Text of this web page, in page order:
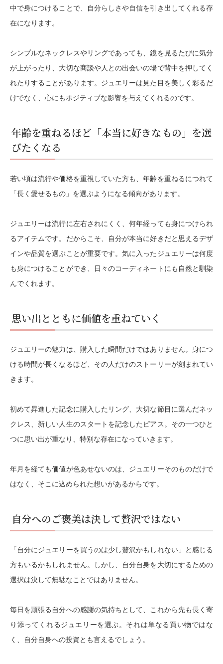
中で身につけることで、自分らしさや自信を引き出してくれる存
在になります。
シンプルなネックレスやリングであっても、鏡を見るたびに気分
が上がったり、大切な商談や人との出会いの場で背中を押してく
れたりすることがあります。ジュエリーは見た目を美しく彩るだ
けでなく、心にもポジティブな影響を与えてくれるのです。
年齢を重ねるほど「本当に好きなもの」を選
びたくなる
若い頃は流行や価格を重視していた方も、年齢を重ねるにつれて
「長く愛せるもの」を選ぶようになる傾向があります。
ジュエリーは流行に左右されにくく、何年経っても身につけられ
るアイテムです。だからこそ、自分が本当に好きだと思えるデザ
インや品質を選ぶことが重要です。気に入ったジュエリーは何度
も身につけることができ、日々のコーディネートにも自然と馴染
んでくれます。
思い出とともに価値を重ねていく
ジュエリーの魅力は、購入した瞬間だけではありません。身につ
ける時間が長くなるほど、その人だけのストーリーが刻まれてい
きます。
初めて昇進した記念に購入したリング、大切な節目に選んだネッ
クレス、新しい人生のスタートを記念したピアス。その一つひと
つに思い出が重なり、特別な存在になっていきます。
年月を経ても価値が色あせないのは、ジュエリーそのものだけで
はなく、そこに込められた想いがあるからです。
自分へのご褒美は決して贅沢ではない
「自分にジュエリーを買うのは少し贅沢かもしれない」と感じる
方もいるかもしれません。しかし、自分自身を大切にするための
選択は決して無駄なことではありません。
毎日を頑張る自分への感謝の気持ちとして、これから先も長く寄
り添ってくれるジュエリーを選ぶ。それは単なる買い物ではな
く、自分自身への投資とも言えるでしょう。